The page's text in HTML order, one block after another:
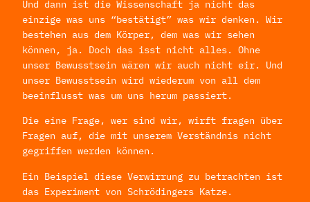
Und dann ist die Wissenschaft ja nicht das
einzige was uns “bestätigt” was wir denken. Wir
bestehen aus dem Körper, dem was wir sehen
können, ja. Doch das isst nicht alles. Ohne
unser Bewusstsein wären wir auch nicht eir. Und
unser Bewusstsein wird wiederum von all dem
beeinflusst was um uns herum passiert.
Die eine Frage, wer sind wir, wirft fragen über
Fragen auf, die mit unserem Verständnis nicht
gegriffen werden können.
Ein Beispiel diese Verwirrung zu betrachten ist
das Experiment von Schrödingers Katze.